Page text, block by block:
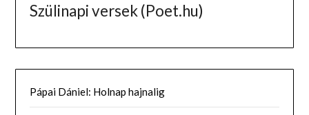
Szülinapi versek (Poet.hu)
Pápai Dániel: Holnap hajnalig